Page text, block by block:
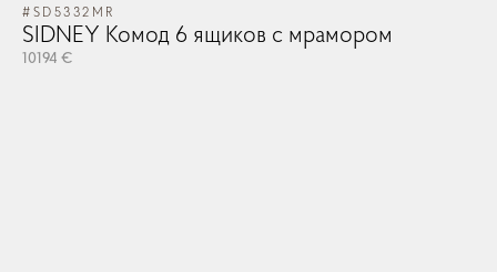
#SD5332MR
SIDNEY Комод 6 ящиков с мрамором
10194 €